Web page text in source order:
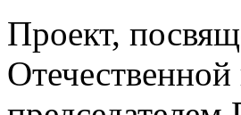
Проект,